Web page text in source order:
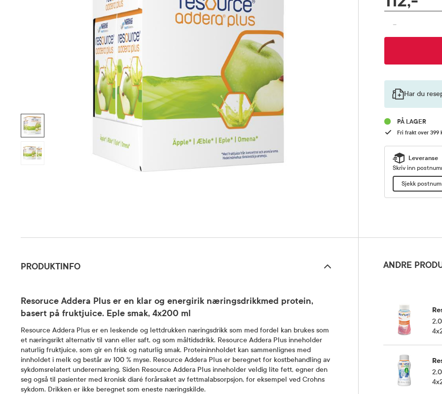
-
Har du
PÅ LAGER
Fri frakt over 399
Leveranse
Skriv inn
Sjekk
PRODUKTINFO
Resoruce Addera Plus er en klar og energirik næringsdrikkmed protein,
basert på fruktjuice. Eple smak, 4x200 ml
Resource Addera Plus er en leskende og lettdrukken næringsdrikk som med fordel kan brukes som
et næringsrikt alternativ til vann eller saft, og som måltidsdrikk. Resource Addera Plus inneholder
naturlig fruktjuice, som gir en frisk og naturlig smak. Proteininnholdet kan sammenlignes med
innholdet i melk og består av 100 % myse. Resource Addera Plus er beregnet for kostbehandling av
sykdomsrelatert underernæring. Siden Resource Addera Plus inneholder veldig lite fett, egner den
seg også til pasienter med kronisk diaré forårsaket av fettmalabsorpsjon, for eksempel ved Crohns
sykdom. Drikken er ikke beregnet som eneste næringskilde.
ANDRE